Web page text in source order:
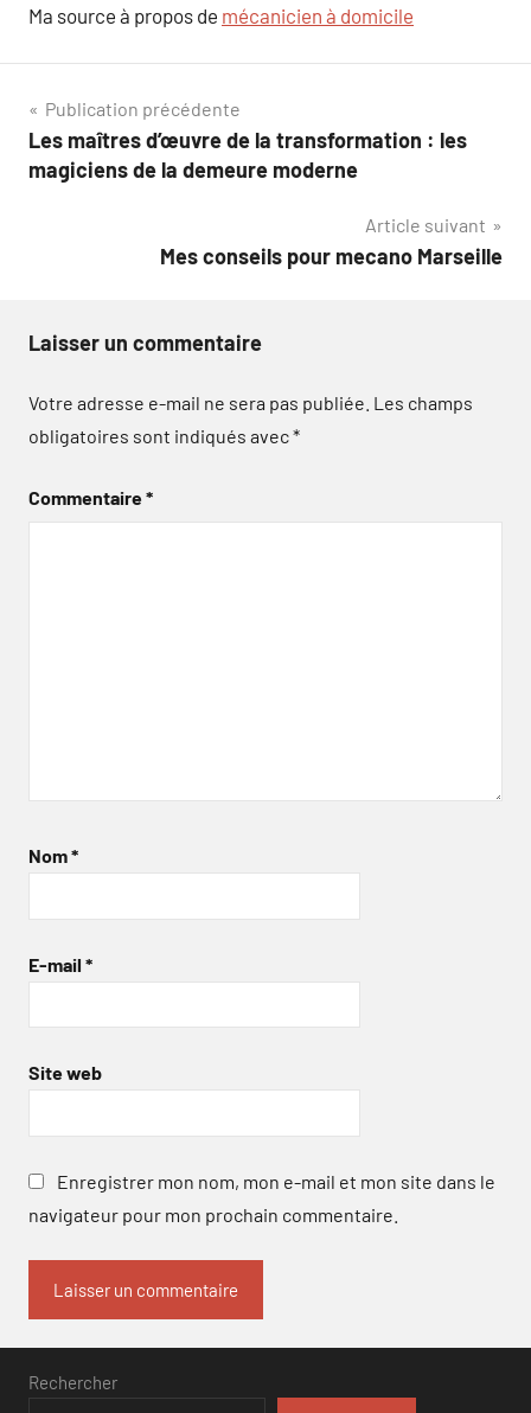
Ma source à propos de mécanicien à domicile
Navigation
de
Publication précédente
Les maîtres d’œuvre de la transformation : les
magiciens de la demeure moderne
Article suivant
Mes conseils pour mecano Marseille
Laisser un commentaire
Votre adresse e-mail ne sera pas publiée. Les champs
obligatoires sont indiqués avec*
Commentaire*
Nom*
E-mail *
Site web
Enregistrer mon nom, mon e-mail et mon site dans le
navigateur pour mon prochain commentaire.
Rechercher